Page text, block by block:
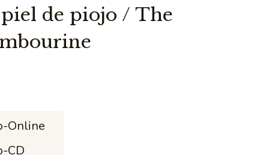
de piojo / The
Online
CD